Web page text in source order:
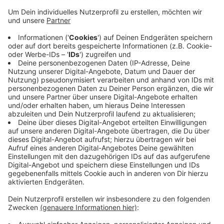
Städteregion Aachen verdienen jetzt mehr.
Ab sofort gilt für Gesellen der neue Mindestlohn von
16,60 Euro pro Stunde – das sind pro Monat um die
100 Euro mehr für sie - und ungelernte Kräfte
bekommen mindestens 14,96 Euro pro Stunde.
Die Gewerkschaft IG BAU hat außerdem schon für die
kommenden beiden Jahre eine weitere Steigerung des
Dachdecker-Mindestlohns durchgesetzt.
Anzeige